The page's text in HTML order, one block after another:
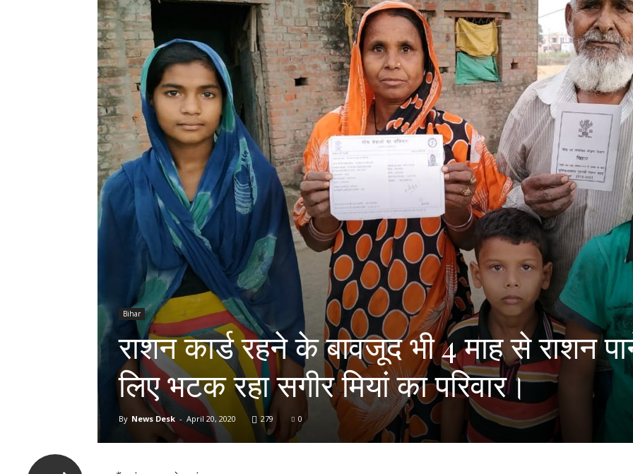
Bihar
राशन कार्ड रहने के बावजूद भी 4 माह से राशन
लिए भटक रहा सगीर मियां का परिवार।
By News Desk - April 20, 2020 279 0